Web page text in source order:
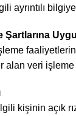
ayrıntılı
Şartlarına
veri işleme
kişinin açık